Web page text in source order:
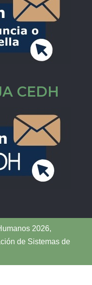
CEDH
2026,
de Sistemas de